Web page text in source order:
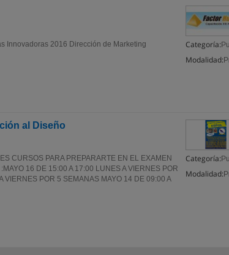
Categoría:
Modalidad:
Innovadoras 2016 Dirección de Marketing
al Diseño
Categoría:
Modalidad:
CURSOS PARA PREPARARTE EN EL EXAMEN
16 DE 15:00 A 17:00 LUNES A VIERNES POR
VIERNES POR 5 SEMANAS MAYO 14 DE 09:00 A